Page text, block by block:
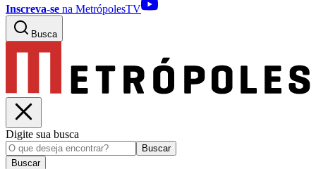
Inscreva-se na MetrópolesTV
Busca
Digite sua busca
Buscar
Buscar